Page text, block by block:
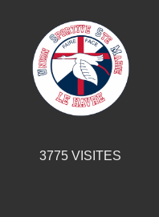
3775 VISITES